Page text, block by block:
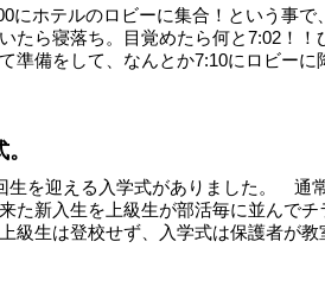
にホテルのロビーに集合！という事
たら寝落ち。目覚めたら何と7:02！
準備をして、なんとか7:10にロビー
生を迎える入学式がありました。 通
た新入生を上級生が部活毎に並んで
級生は登校せず、入学式は保護者が